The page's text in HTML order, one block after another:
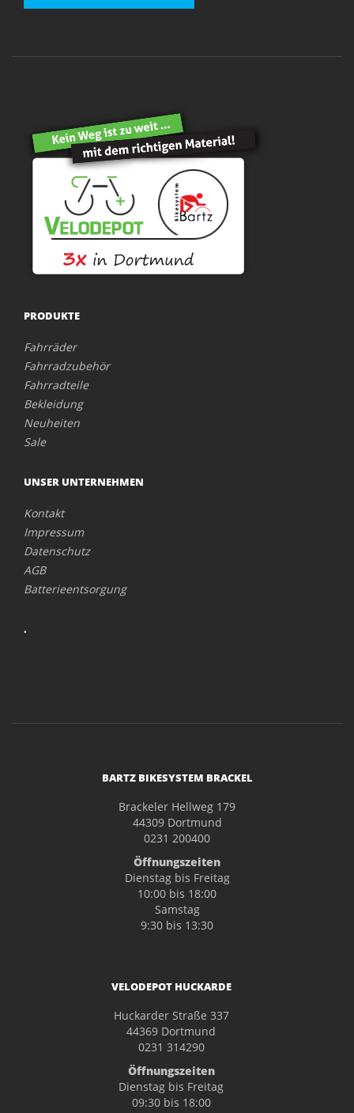
PRODUKTE
Fahrräder
Fahrradzubehör
Fahrradteile
Bekleidung
Neuheiten
Sale
UNSER UNTERNEHMEN
Kontakt
Impressum
Datenschutz
AGB
Batterieentsorgung
.
BARTZ BIKESYSTEM BRACKEL
Brackeler Hellweg 179
44309 Dortmund
0231 200400
Öffnungszeiten
Dienstag bis Freitag
10:00 bis 18:00
Samstag
9:30 bis 13:30
VELODEPOT HUCKARDE
Huckarder Straße 337
44369 Dortmund
0231 314290
Öffnungszeiten
Dienstag bis Freitag
09:30 bis 18:00